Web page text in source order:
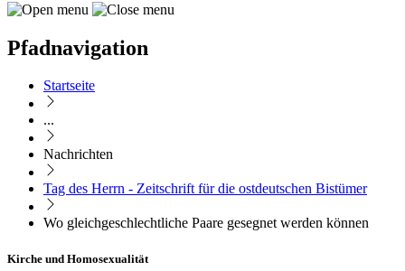
Pfadnavigation
Startseite
...
Nachrichten
Tag des Herrn - Zeitschrift für die ostdeutschen Bistümer
Wo gleichgeschlechtliche Paare gesegnet werden können
Kirche und Homosexualität